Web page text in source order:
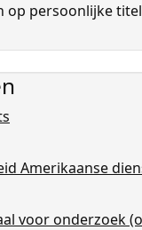
op persoon­lijke
Amerikaanse
voor onderzoek